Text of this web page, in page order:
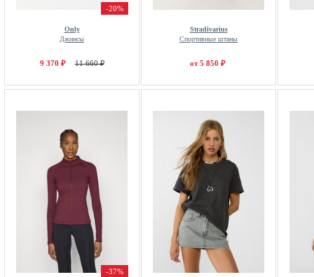
-20%
Only
Джинсы
9 370 ₽ 11 660 ₽
Stradivarius
Спортивные штаны
от 5 850 ₽
-37%